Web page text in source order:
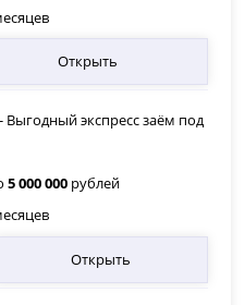
Открыть
Выгодный экспресс заём под
5 000 000 рублей
Открыть